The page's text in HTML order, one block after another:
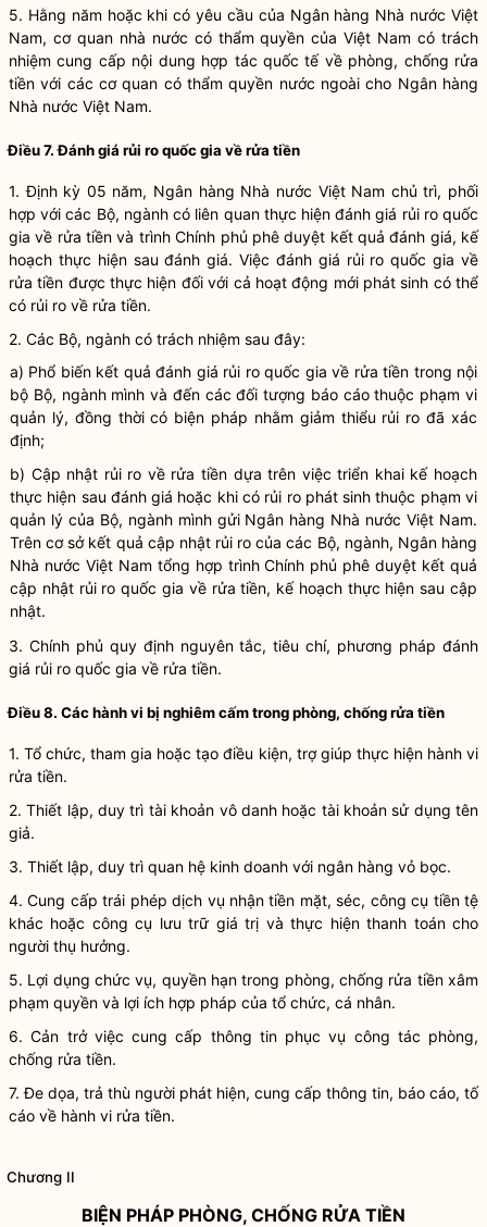
5. Hằng năm hoặc khi có yêu cầu của Ngân hàng Nhà nước Việt
Nam, cơ quan nhà nước có thẩm quyềncủa Việt Namcó trách
nhiệm cung cấp nội dung hợp tác quốc tế về phòng, chống rửa
tiền với các cơ quan có thẩm quyền nước ngoài cho Ngân hàng
Nhà nước Việt Nam.
Điều 7. Đánh giá rủi ro quốc gia về rửa tiền
1. Định kỳ 05 năm, Ngân hàng Nhà nước Việt Nam chủ trì, phối
hợp với các Bộ, ngànhcó liên quan thực hiện đánh giá rủi ro quốc
gia về rửa tiền và trình Chính phủ phê duyệt kết quả đánh giá, kế
hoạch thực hiện sau đánh giá. Việc đánh giá rủi ro quốc gia về
rửa tiền được thực hiện đối với cả hoạt động mới phát sinh có thể
có rủi ro về rửa tiền.
2. Các Bộ, ngành có trách nhiệm sau đây:
a) Phổ biến kết quả đánh giá rủi ro quốc gia về rửa tiền trong nội
bộ Bộ, ngành mình và đến các đối tượng báo cáo thuộc phạm vi
quản lý, đồng thời có biện pháp nhằm giảm thiểu rủi ro đã xác
định;
b) Cập nhật rủi ro về rửa tiền dựa trên việc triển khai kế hoạch
thực hiện sau đánh giá hoặc khi có rủi ro phát sinh thuộc phạm vi
quản lý của Bộ, ngànhmình gửi Ngân hàng Nhà nước Việt Nam.
Trên cơ sở kết quả cập nhật rủi ro của các Bộ, ngành, Ngân hàng
Nhà nước Việt Nam tổng hợp trình Chính phủ phê duyệt kết quả
cập nhật rủi ro quốc gia về rửa tiền, kế hoạch thực hiện sau cập
nhật.
3. Chính phủ quy định nguyên tắc,tiêu chí, phương pháp đánh
giá rủi ro quốc gia về rửa tiền.
Điều 8. Các hành vi bị nghiêm cấm trong phòng, chống rửa tiền
1. Tổ chức, tham gia hoặc tạo điều kiện, trợ giúp thực hiện hành vi
rửa tiền.
2. Thiết lập, duy trì tài khoản vô danh hoặc tài khoản sử dụng tên
giả.
3. Thiết lập, duy trì quan hệ kinh doanh với ngân hàng vỏ bọc.
4. Cung cấp trái phép dịch vụ nhận tiền mặt, séc, công cụ tiền tệ
khác hoặc công cụ lưu trữ giá trị và thực hiện thanh toán cho
người thụ hưởng.
5. Lợi dụng chức vụ, quyền hạn trong phòng, chống rửa tiền xâm
phạm quyền và lợi ích hợp pháp của tổ chức, cá nhân.
6. Cản trở việc cung cấp thông tin phục vụ công tác phòng,
chống rửa tiền.
7. Đe dọa, trả thù người phát hiện, cung cấp thông tin, báo cáo, tố
cáo về hành vi rửa tiền.
Chương II
BIỆN PHÁP PHÒNG, CHỐNG RỬA TIỀN